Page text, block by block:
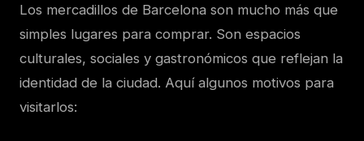
Los mercadillos de Barcelona son mucho más que
simples lugares para comprar. Son espacios
culturales, sociales y gastronómicos que reflejan la
identidad de la ciudad. Aquí algunos motivos para
visitarlos: